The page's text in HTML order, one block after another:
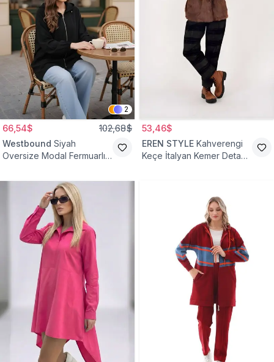
2
66,54$ 102,68$
Westbound Siyah
Oversize Modal Fermuarlı
53,46$
EREN STYLE Kahverengi
Keçe İtalyan Kemer Detaylı